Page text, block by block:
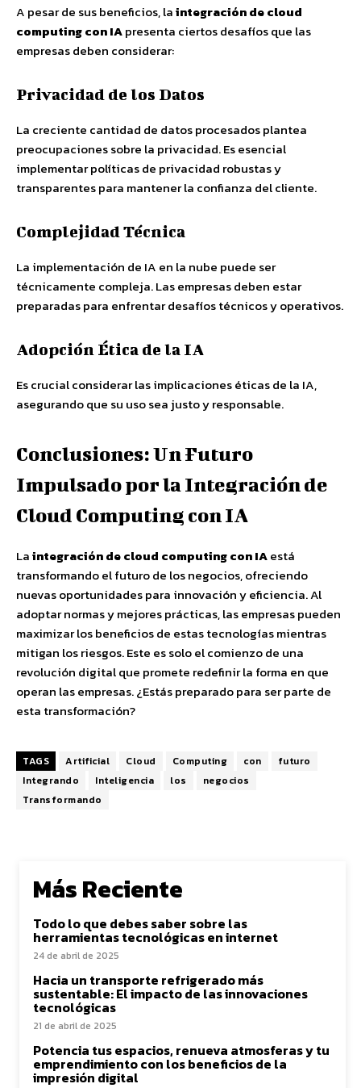
A pesar de sus beneficios, laintegración de cloud
computing con IApresenta ciertos desafíos que las
empresas deben considerar:
Privacidad de los Datos
La creciente cantidad de datos procesados plantea
preocupaciones sobre la privacidad. Es esencial
implementar políticas de privacidad robustas y
transparentes para mantener la confianza del cliente.
Complejidad Técnica
La implementación de IA en la nube puede ser
técnicamente compleja. Las empresas deben estar
preparadas para enfrentar desafíos técnicos y operativos.
Adopción Ética de la IA
Es crucial considerar las implicaciones éticas de la IA,
asegurando que su uso sea justo y responsable.
Conclusiones: Un Futuro
Impulsado por la Integración de
Cloud Computing con IA
Laintegración de cloud computing con IAestá
transformando el futuro de los negocios, ofreciendo
nuevas oportunidades para innovación y eficiencia. Al
adoptar normas y mejores prácticas, las empresas pueden
maximizar los beneficios de estas tecnologías mientras
mitigan los riesgos. Este es solo el comienzo de una
revolución digital que promete redefinir la forma en que
operan las empresas. ¿Estás preparado para ser parte de
esta transformación?
TAGS Artificial Cloud Computing con
futuro
Integrando
Inteligencia los
negocios
Transformando
Más Reciente
Todo lo que debes saber sobre las
herramientas tecnológicas en internet
24 de abril de 2025
Hacia un transporte refrigerado más
sustentable: El impacto de las innovaciones
tecnológicas
21 de abril de 2025
Potencia tus espacios, renueva atmosferas y tu
emprendimiento con los beneficios de la
impresión digital